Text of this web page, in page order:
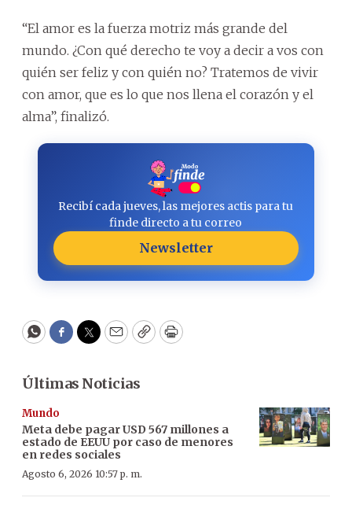
“El amor es la fuerza motriz más grande del
mundo. ¿Con qué derecho te voy a decir a vos con
quién ser feliz y con quién no? Tratemos de vivir
con amor, que es lo que nos llena el corazón y el
alma”, finalizó.
Recibí cada jueves, las mejores actis para tu
finde directo a tu correo
Newsletter
WhatsApp
Facebook
Twitter
EmailCopyPrint
Últimas Noticias
Mundo
Meta debe pagar USD 567 millones a
estado de EEUU por caso de menores
en redes sociales
Agosto 6, 2026 10:57 p. m.